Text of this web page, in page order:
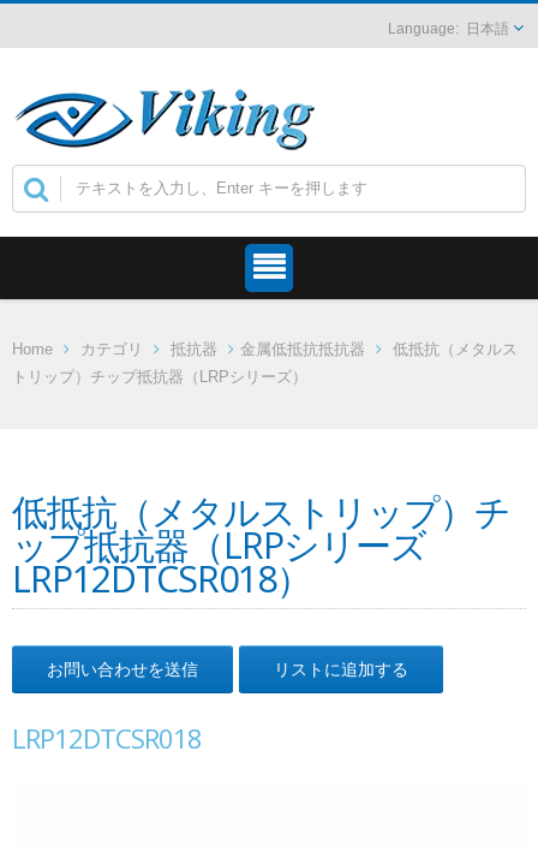
日本語
Home カテゴリ 抵抗器 金属低抵抗抵抗器
低抵抗（メタルス
トリップ）チップ抵抗器（LRPシリーズ）
低抵抗（メタルストリップ）チ
ップ抵抗器（LRPシリーズ
LRP12DTCSR018）
お問い合わせを送信 リストに追加する
LRP12DTCSR018